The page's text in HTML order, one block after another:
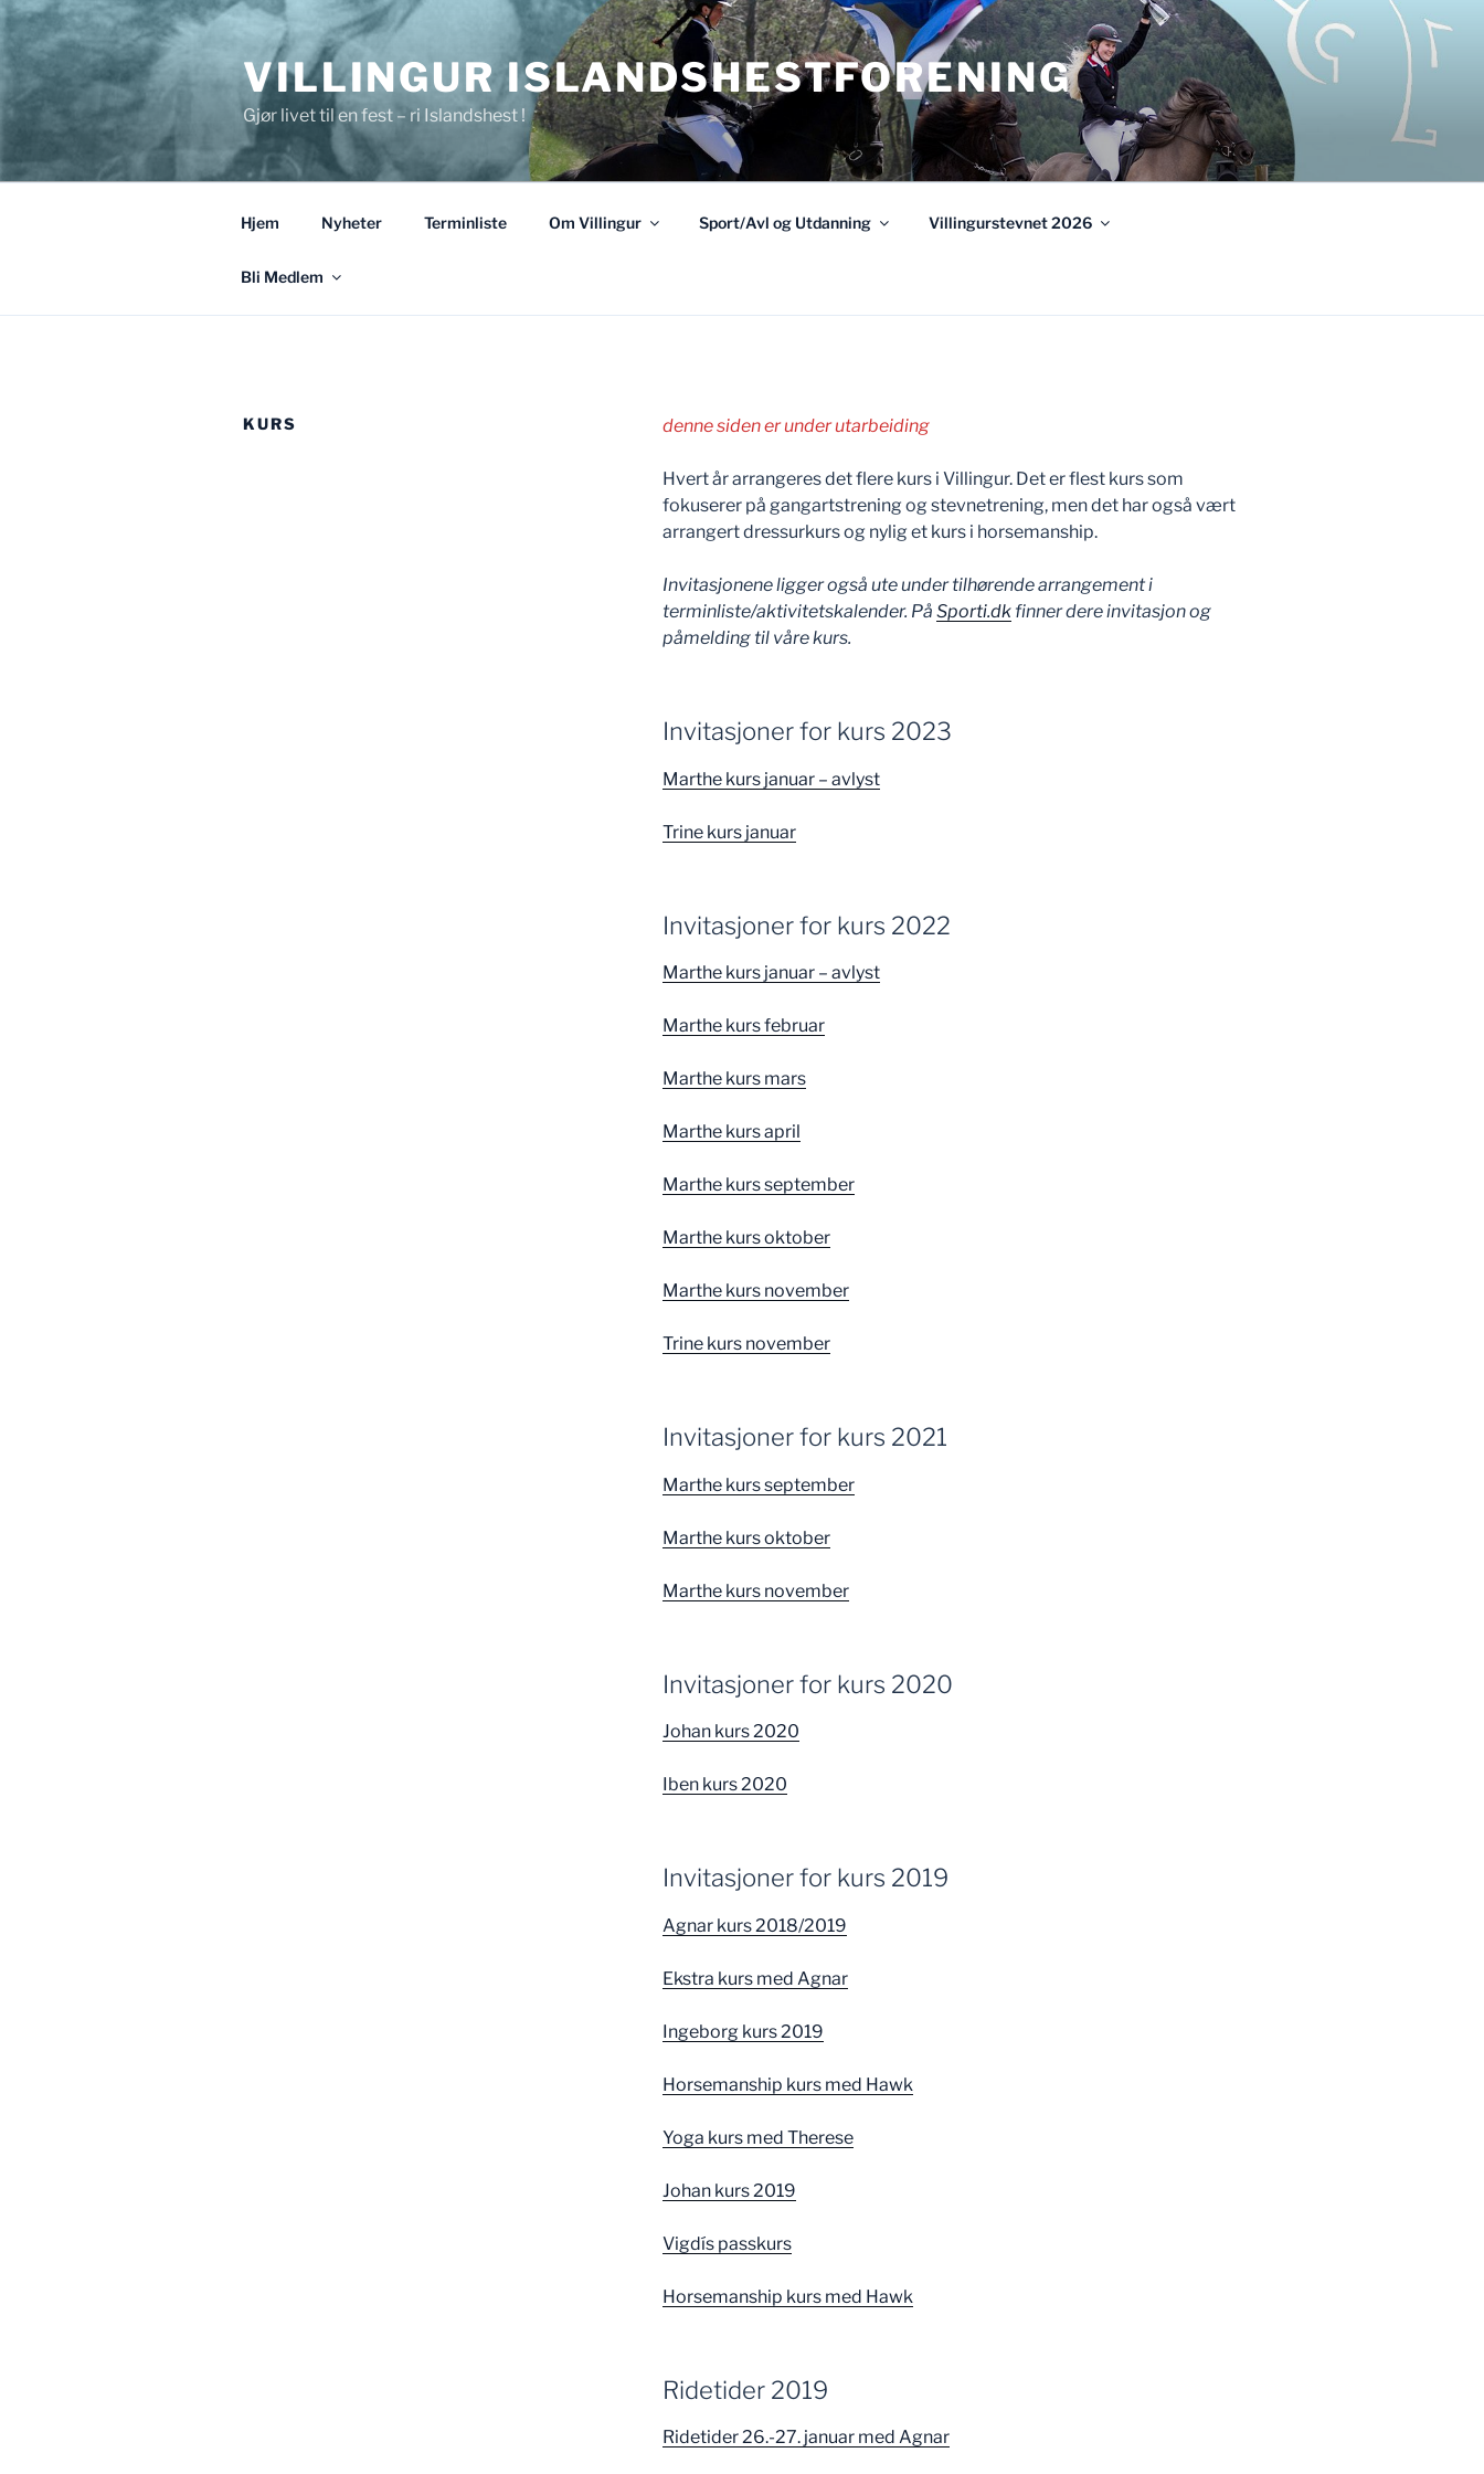
Gå
innhold
VILLINGUR ISLANDSHESTFORENING
Gjør livet til en fest – ri Islandshest !
Hjem Nyheter Terminliste Om Villingur Sport/Avl og Utdanning Villingurstevnet 2026
Bli Medlem
KURS denne siden er under utarbeiding
Hvert år arrangeres det flere kurs i Villingur. Det er flest kurs som
fokuserer på gangartstrening og stevnetrening, men det har også vært
arrangert dressurkurs og nylig et kurs i horsemanship.
Invitasjonene ligger også ute under tilhørende arrangement i
terminliste/aktivitetskalender. På Sporti.dkfinner dere invitasjon og
påmelding til våre kurs.
Invitasjoner for kurs 2023
Marthe kurs januar – avlyst
Trine kurs januar
Invitasjoner for kurs 2022
Marthe kurs januar – avlyst
Marthe kurs februar
Marthe kurs mars
Marthe kurs april
Marthe kurs september
Marthe kurs oktober
Marthe kurs november
Trine kurs november
Invitasjoner for kurs 2021
Marthe kurs september
Marthe kurs oktober
Marthe kurs november
Invitasjoner for kurs 2020
Johan kurs 2020
Iben kurs 2020
Invitasjoner for kurs 2019
Agnar kurs 2018/2019
Ekstra kurs med Agnar
Ingeborg kurs 2019
Horsemanship kurs med Hawk
Yoga kurs med Therese
Johan kurs 2019
Vigdís passkurs
Horsemanship kurs med Hawk
Ridetider 2019
Ridetider 26.-27. januar med Agnar